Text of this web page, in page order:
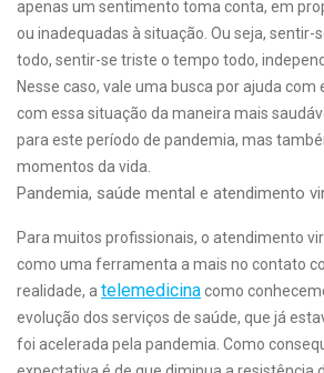
apenas um sentimento toma conta, em
ou inadequadas à situação. Ou seja, sentir-
todo, sentir-se triste o tempo todo,
Nesse caso, vale uma busca por ajuda
com essa situação da maneira mais
para este período de pandemia, mas
momentos da vida.
Pandemia, saúde mental e atendimento
Para muitos profissionais, o atendimento
como uma ferramenta a mais no contato
realidade, a telemedicinacomo
evolução dos serviços de saúde, que já
foi acelerada pela pandemia. Como